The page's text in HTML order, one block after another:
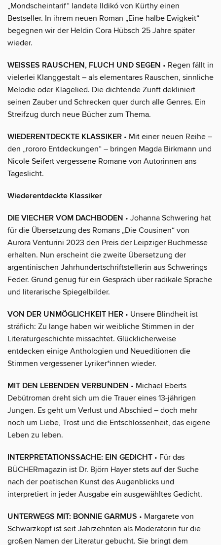
„Mondscheintarif“ landete Ildikó von Kürthy einen
Bestseller. In ihrem neuen Roman „Eine halbe Ewigkeit“
begegnen wir der Heldin Cora Hübsch 25 Jahre später
wieder.
WEISSES RAUSCHEN, FLUCH UND SEGEN • Regen fällt in
vielerlei Klanggestalt – als elementares Rauschen, sinnliche
Melodie oder Klagelied. Die dichtende Zunft dekliniert
seinen Zauber und Schrecken quer durch alle Genres. Ein
Streifzug durch neue Bücher zum Thema.
WIEDERENTDECKTE KLASSIKER • Mit einer neuen Reihe –
den „rororo Entdeckungen“ – bringen Magda Birkmann und
Nicole Seifert vergessene Romane von Autorinnen ans
Tageslicht.
Wiederentdeckte Klassiker
DIE VIECHER VOM DACHBODEN • Johanna Schwering hat
für die Übersetzung des Romans „Die Cousinen“ von
Aurora Venturini 2023 den Preis der Leipziger Buchmesse
erhalten. Nun erscheint die zweite Übersetzung der
argentinischen Jahrhundertschriftstellerin aus Schwerings
Feder. Grund genug für ein Gespräch über radikale Sprache
und literarische Spiegelbilder.
VON DER UNMÖGLICHKEIT HER • Unsere Blindheit ist
sträflich: Zu lange haben wir weibliche Stimmen in der
Literaturgeschichte missachtet. Glücklicherweise
entdecken einige Anthologien und Neueditionen die
Stimmen vergessener Lyriker*innen wieder.
MIT DEN LEBENDEN VERBUNDEN • Michael Eberts
Debütroman dreht sich um die Trauer eines 13-jährigen
Jungen. Es geht um Verlust und Abschied – doch mehr
noch um Liebe, Trost und die Entschlossenheit, das eigene
Leben zu leben.
INTERPRETATIONSSACHE: EIN GEDICHT • Für das
BÜCHERmagazin ist Dr. Björn Hayer stets auf der Suche
nach der poetischen Kunst des Augenblicks und
interpretiert in jeder Ausgabe ein ausgewähltes Gedicht.
UNTERWEGS MIT: BONNIE GARMUS • Margarete von
Schwarzkopf ist seit Jahrzehnten als Moderatorin für die
großen Namen der Literatur gebucht. Sie bringt dem